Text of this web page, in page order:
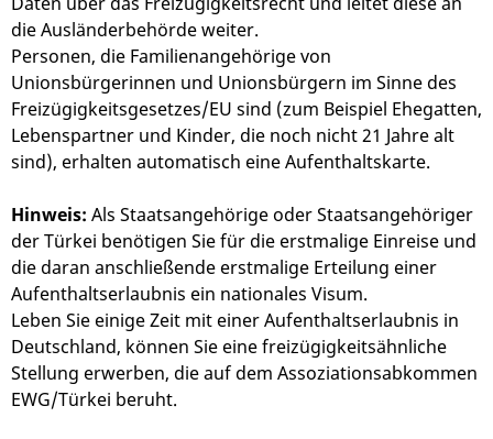
die Ausländerbehörde weiter.
Personen, die Familienangehörige von
Unionsbürgerinnen und Unionsbürgern im Sinne des
Freizügigkeitsgesetzes/EU sind (zum Beispiel Ehegatten,
Lebenspartner und Kinder, die noch nicht 21 Jahre alt
sind), erhalten automatisch eine Aufenthaltskarte.
Hinweis: Als Staatsangehörige oder Staatsangehöriger
der Türkei benötigen Sie für die erstmalige Einreise und
die daran anschließende erstmalige Erteilung einer
Aufenthaltserlaubnis ein nationales Visum.
Leben Sie einige Zeit mit einer Aufenthaltserlaubnis in
Deutschland, können Sie eine freizügigkeitsähnliche
Stellung erwerben, die auf dem Assoziationsabkommen
EWG/Türkei beruht.